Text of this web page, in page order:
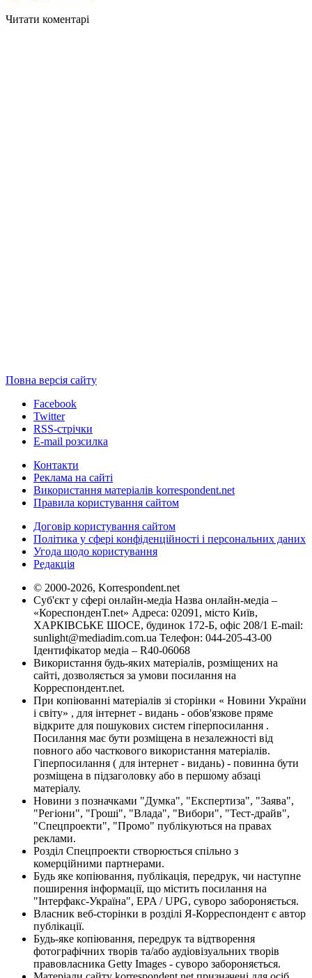
Читати коментарі
Повна версія сайту
Facebook
Twitter
RSS-стрічки
E-mail розсилка
Контакти
Реклама на сайті
Використання матеріалів korrespondent.net
Правила користування сайтом
Договір користування сайтом
Політика у сфері конфіденційності і персональних даних
Угода щодо користування
Редакція
© 2000-2026, Korrespondent.net
Суб'єкт у сфері онлайн-медіа Назва онлайн-медіа –
«КореспонденТ.net» Адреса: 02091, місто Київ,
ХАРКІВСЬКЕ ШОСЕ, будинок 172-Б, офіс 208/1 E-mail:
sunlight@mediadim.com.ua Телефон: 044-205-43-00
Ідентифікатор медіа – R40-06068
Використання будь-яких матеріалів, розміщених на
сайті, дозволяється за умови посилання на
Корреспондент.net.
При копіюванні матеріалів зі сторінки « Новини України
і світу» , для інтернет - видань - обов'язкове пряме
відкрите для пошукових систем гіперпосилання .
Посилання має бути розміщена в незалежності від
повного або часткового використання матеріалів.
Гіперпосилання ( для інтернет - видань) - повинна бути
розміщена в підзаголовку або в першому абзаці
матеріалу.
Новини з позначками "Думка", "Експертиза", "Заява",
"Регіони", "Гроші", "Влада", "Вибори", "Тест-драйв",
"Спецпроекти", "Промо" публікуються на правах
реклами.
Розділ Спецпроекти створюється спільно з
комерційними партнерами.
Будь яке копіювання, публікація, передрук, чи наступне
поширення інформації, що містить посилання на
"Інтерфакс-Україна", EPA / UPG, суворо забороняється.
Власник веб-сторінки в розділі Я-Корреспондент є автор
публікації.
Будь-яке копіювання, передрук та відтворення
фотографічних творів та/або аудіовізуальних творів
правовласника Getty Images - суворо забороняється.